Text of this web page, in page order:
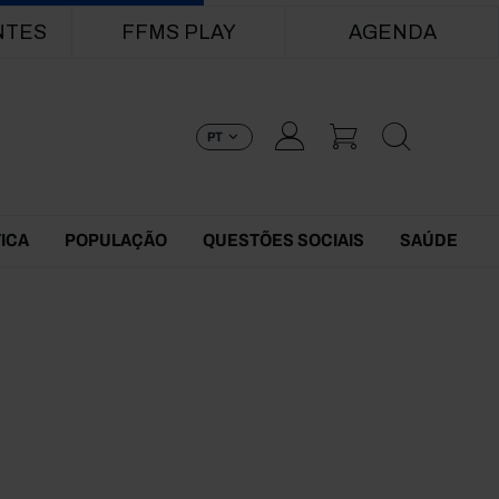
FFMS PLAY AGENDA
PT
POPULAÇÃO QUESTÕES SOCIAIS SAÚDE